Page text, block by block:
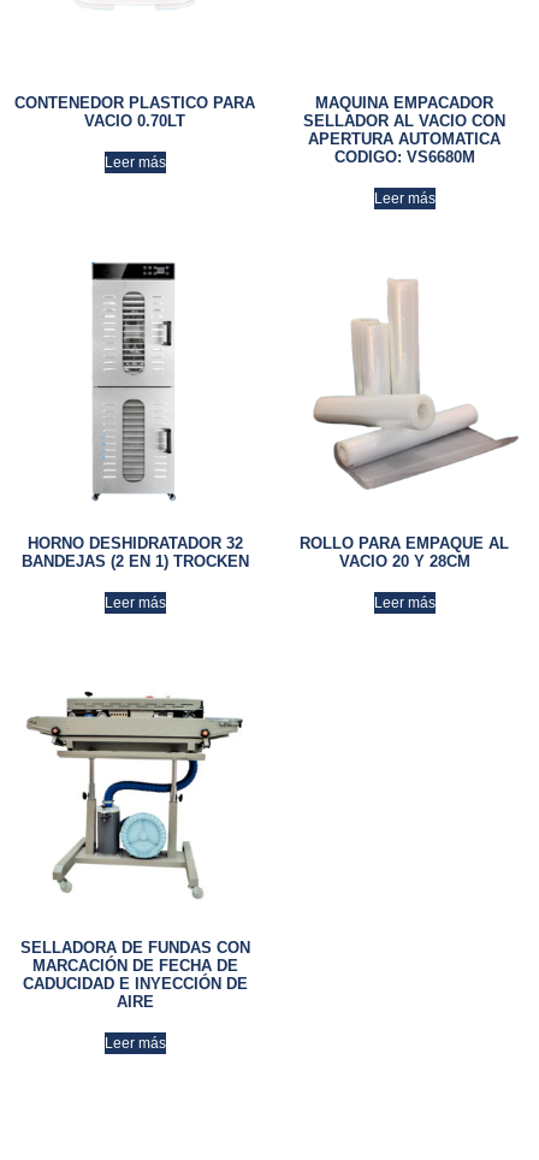
CONTENEDOR PLASTICO PARA
VACIO 0.70LT
Leer más
MAQUINA EMPACADOR
SELLADOR AL VACIO CON
APERTURA AUTOMATICA
CODIGO: VS6680M
Leer más
HORNO DESHIDRATADOR 32
BANDEJAS (2 EN 1) TROCKEN
Leer más
ROLLO PARA EMPAQUE AL
VACIO 20 Y 28CM
Leer más
SELLADORA DE FUNDAS CON
MARCACIÓN DE FECHA DE
CADUCIDAD E INYECCIÓN DE
AIRE
Leer más